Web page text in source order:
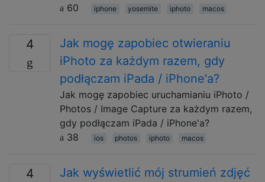
60
iphone yosemite iphoto macos
4
Jak mogę zapobiec otwieraniu
iPhoto za każdym razem, gdy
podłączam iPada / iPhone'a?
Jak mogę zapobiec uruchamianiu iPhoto /
Photos / Image Capture za każdym razem,
gdy podłączam iPada / iPhone'a?
38
ios photos iphoto macos
4
Jak wyświetlić mój strumień zdjęć